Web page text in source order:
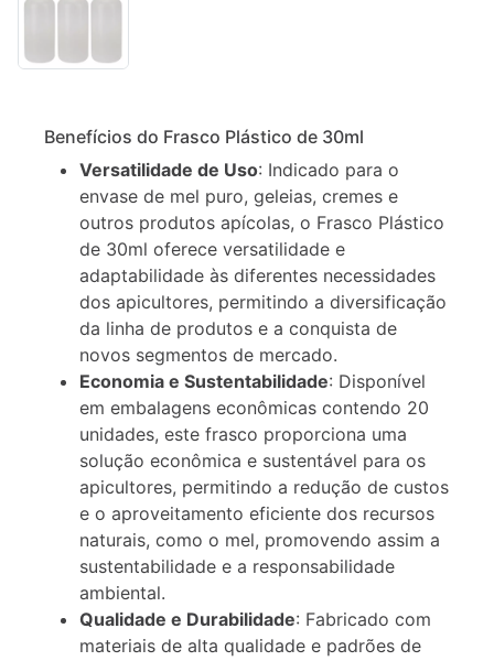
Descrição
Informação
Benefícios do Frasco Plástico de 30ml
Versatilidade de Uso: Indicado para o
envase de mel puro, geleias, cremes e
outros produtos apícolas, o Frasco Plástico
de 30ml oferece versatilidade e
adaptabilidade às diferentes necessidades
dos apicultores, permitindo a diversificação
da linha de produtos e a conquista de
novos segmentos de mercado.
Economia e Sustentabilidade: Disponível
em embalagens econômicas contendo 20
unidades, este frasco proporciona uma
solução econômica e sustentável para os
apicultores, permitindo a redução de custos
e o aproveitamento eficiente dos recursos
naturais, como o mel, promovendo assim a
sustentabilidade e a responsabilidade
ambiental.
Qualidade e Durabilidade: Fabricado com
materiais de alta qualidade e padrões de